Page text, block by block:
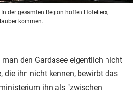
In der gesamten Region hoffen Hoteliers,
kommen.
den Gardasee eigentlich nicht
die ihn nicht kennen, bewirbt das
ihn als "zwischen